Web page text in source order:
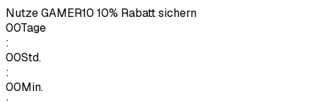
NutzeGAMER10 10% Rabatt sichern
00Tage
:
00Std.
:
00Min.